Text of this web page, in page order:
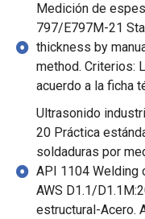
Medición de
797/E797M-21
thickness by
method. Criterios:
acuerdo a la ficha
Ultrasonido
20 Práctica
soldaduras por
API 1104 Welding
AWS D1.1/
estructural-Acero.